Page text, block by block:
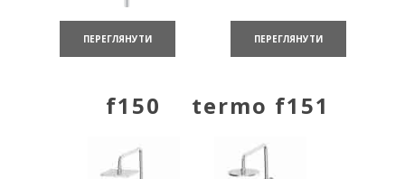
ПЕРЕГЛЯНУТИ ПЕРЕГЛЯНУТИ
f150 termo f151